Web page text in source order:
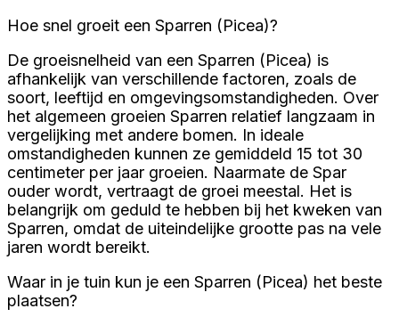
Hoe snel groeit een Sparren (Picea)?
De groeisnelheid van een Sparren (Picea) is
afhankelijk van verschillende factoren, zoals de
soort, leeftijd en omgevingsomstandigheden. Over
het algemeen groeien Sparren relatief langzaam in
vergelijking met andere bomen. In ideale
omstandigheden kunnen ze gemiddeld 15 tot 30
centimeter per jaar groeien. Naarmate de Spar
ouder wordt, vertraagt de groei meestal. Het is
belangrijk om geduld te hebben bij het kweken van
Sparren, omdat de uiteindelijke grootte pas na vele
jaren wordt bereikt.
Waar in je tuin kun je een Sparren (Picea) het beste
plaatsen?